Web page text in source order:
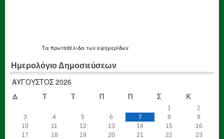
Τα πρωτοσέλιδα των εφημερίδων
Ημερολόγιο Δημοσιεύσεων
ΑΎΓΟΥΣΤΟΣ 2026
Δ
Τ Τ Π Π Σ Κ
1
2
3
4 5 6 7 8
9
10
11 12 13 14 15
16
17
18 19 20 21 22
23